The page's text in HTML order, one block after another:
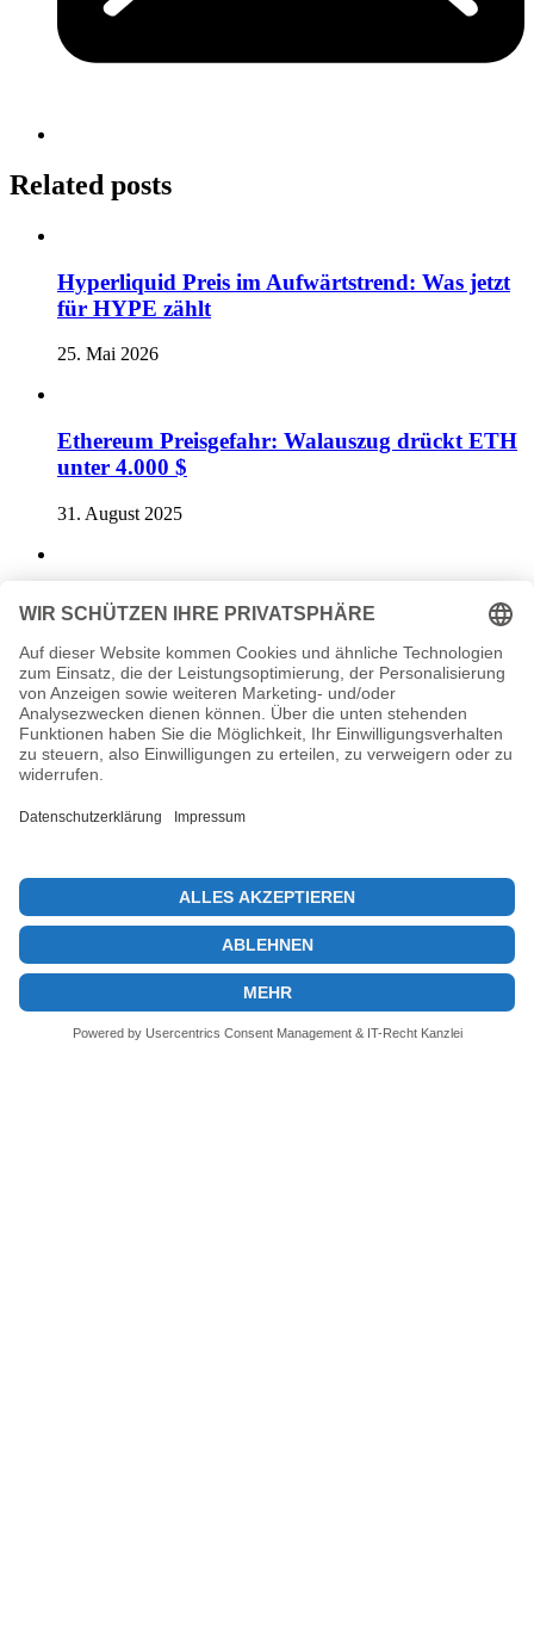
Related posts
Hyperliquid Preis im Aufwärtstrend: Was jetzt
für HYPE zählt
25. Mai 2026
Ethereum Preisgefahr: Walauszug drückt ETH
unter 4.000 $
31. August 2025
NFT-Verkäufe sinken um 7,8 % – Analyse des
Marktes
15. März 2025
Previous post
Ethereum Genesis-Coins: 2,2 Millionen Dollar bewegt
Next post
© 2026 KryptoInsights.de
ImpressumDatenschutz